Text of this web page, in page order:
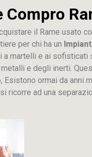
il Rame usato
per chi ha un
a martelli e ai
e degli inerti.
ormai da anni
ricorre ad una